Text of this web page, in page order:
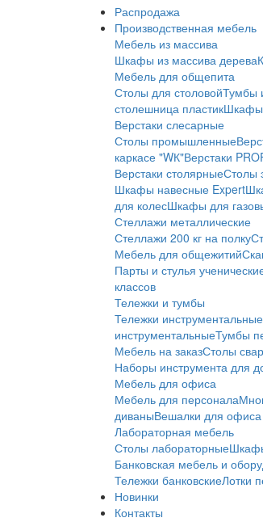
Распродажа
Производственная мебель
Мебель из массива
Шкафы из массива дерева
Мебель для общепита
Столы для столовойТумбы
столешница пластикШкафы
Верстаки слесарные
Столы промышленные
каркасе "WК"Верстаки
Верстаки столярныеСтолы
Шкафы навесные Expert
для колесШкафы для
Стеллажи металлические
Стеллажи 200 кг на полку
Мебель для общежитий
Парты и стулья
классов
Тележки и тумбы
Тележки инструментальные
инструментальныеТумбы
Мебель на заказСтолы
Наборы инструмента для
Мебель для офиса
Мебель для персонала
диваныВешалки для офиса
Лабораторная мебель
Столы лабораторные
Банковская мебель и
Тележки банковскиеЛотки
Новинки
Контакты